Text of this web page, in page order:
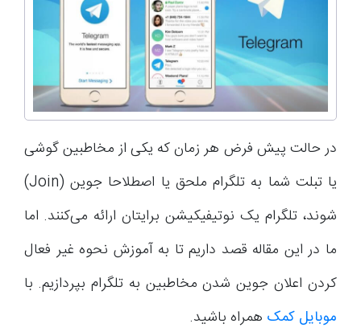
در حالت پیش فرض هر زمان که یکی از مخاطبین گوشی
یا تبلت شما به تلگرام ملحق یا اصطلاحا جوین (Join)
شوند، تلگرام یک نوتیفیکیشن برایتان ارائه می‌کنند. اما
ما در این مقاله قصد داریم تا به آموزش نحوه غیر فعال
کردن اعلان جوین شدن مخاطبین به تلگرام بپردازیم. با
موبایل کمک همراه باشید.